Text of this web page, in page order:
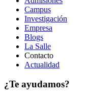
Campus
Investigación
Empresa
Blogs
La Salle
Contacto
Actualidad
¿Te ayudamos?